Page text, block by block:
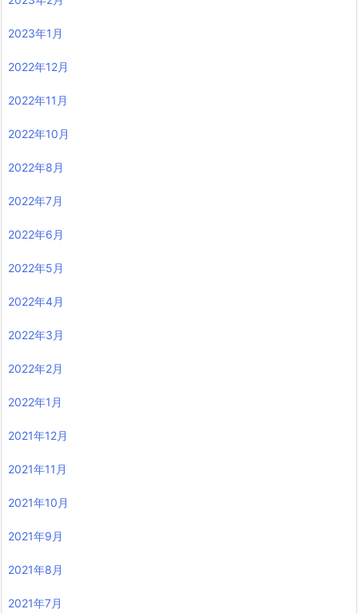
2023年1月
2022年12月
2022年11月
2022年10月
2022年8月
2022年7月
2022年6月
2022年5月
2022年4月
2022年3月
2022年2月
2022年1月
2021年12月
2021年11月
2021年10月
2021年9月
2021年8月
2021年7月